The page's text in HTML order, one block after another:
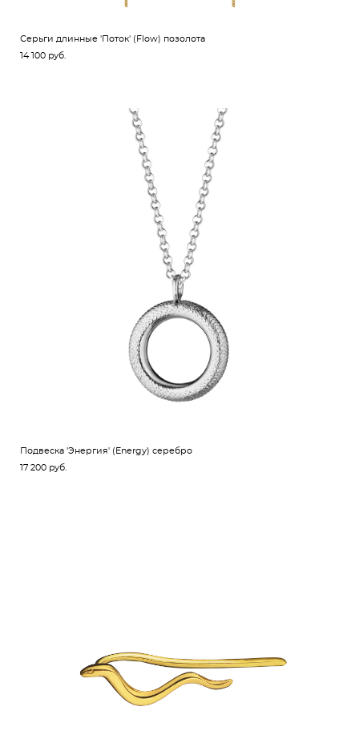
Серьги длинные 'Поток' (Flow) позолота
14 100 pуб.
Подвеска 'Энергия' (Energy) серебро
17 200 pуб.